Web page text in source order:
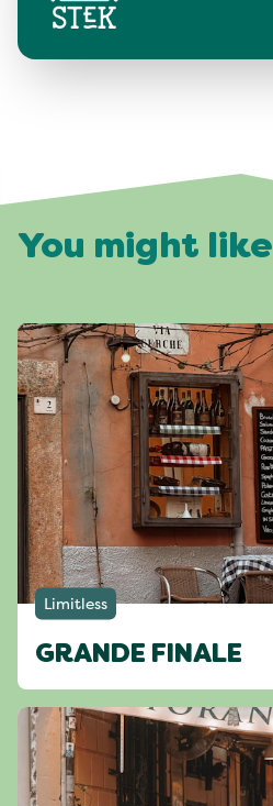
You might like
Limitless
GRANDE FINALE